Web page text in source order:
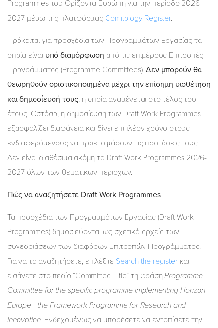
Programmes του Ορίζοντα Ευρώπη για την περίοδο 2026-
2027 μέσω της πλατφόρμας Comitology Register.
Πρόκειται για προσχέδια των Προγραμμάτων Εργασίας τα
οποία είναι υπό διαμόρφωση από τις επιμέρους Επιτροπές
Προγράμματος (Programme Committees). Δεν μπορούν θα
θεωρηθούν οριστικοποιημένα μέχρι την επίσημη υιοθέτηση
και δημοσίευσή τους, η οποία αναμένεται στο τέλος του
έτους. Ωστόσο, η δημοσίευση των Draft Work Programmes
εξασφαλίζει διαφάνεια και δίνει επιπλέον χρόνο στους
ενδιαφερόμενους να προετοιμάσουν τις προτάσεις τους.
Δεν είναι διαθέσιμα ακόμη τα Draft Work Programmes 2026-
2027 όλων των θεματικών περιοχών.
Πώς να αναζητήσετε Draft Work Programmes
Τα προσχέδια των Προγραμμάτων Εργασίας (Draft Work
Programmes) δημοσιεύονται ως σχετικά αρχεία των
συνεδριάσεων των διαφόρων Επιτροπών Προγράμματος.
Για να τα αναζητήσετε, επιλέξτε Search the register και
εισάγετε στο πεδίο “Committee Title” τη φράση Programme
Committee for the specific programme implementing Horizon
Europe - the Framework Programme for Research and
Innovation. Ενδεχομένως να μπορέσετε να εντοπίσετε την